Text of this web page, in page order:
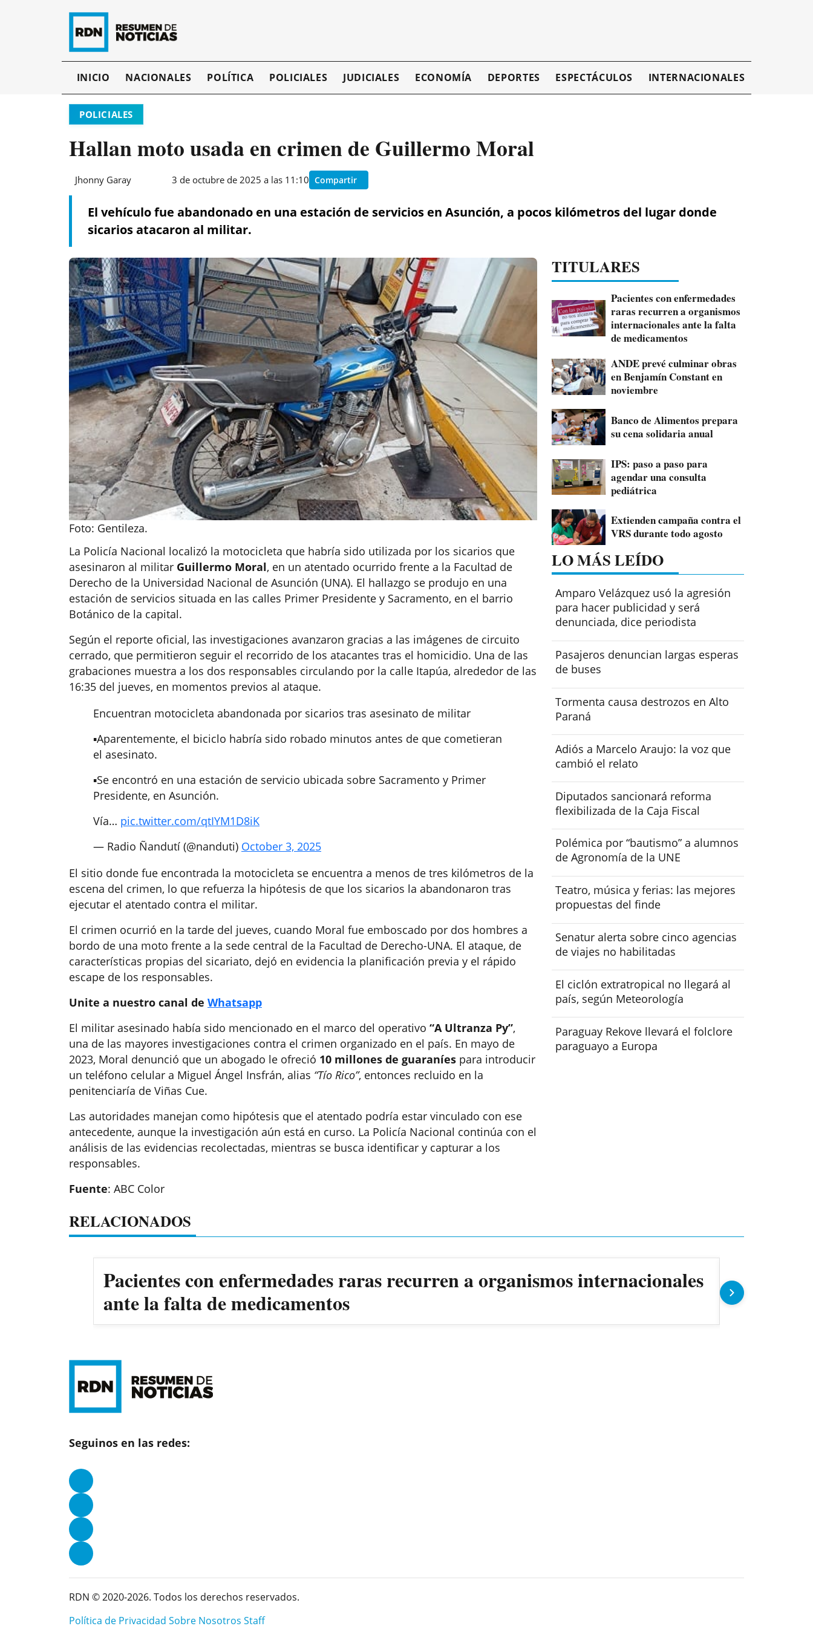
INICIO NACIONALES POLÍTICA POLICIALES JUDICIALES ECONOMÍA DEPORTES ESPECTÁCULOS INTERNACIONALES
POLICIALES
Hallan moto usada en crimen de Guillermo Moral
Jhonny Garay 3 de octubre de 2025 a las 11:10 Compartir
El vehículo fue abandonado en una estación de servicios en Asunción, a pocos kilómetros del lugar donde
sicarios atacaron al militar.
Foto: Gentileza.
La Policía Nacional localizó la motocicleta que habría sido utilizada por los sicarios que
asesinaron al militar Guillermo Moral, en un atentado ocurrido frente a la Facultad de
Derecho de la Universidad Nacional de Asunción (UNA). El hallazgo se produjo en una
estación de servicios situada en las calles Primer Presidente y Sacramento, en el barrio
Botánico de la capital.
Según el reporte oficial, las investigaciones avanzaron gracias a las imágenes de circuito
cerrado, que permitieron seguir el recorrido de los atacantes tras el homicidio. Una de las
grabaciones muestra a los dos responsables circulando por la calle Itapúa, alrededor de las
16:35 del jueves, en momentos previos al ataque.
Encuentran motocicleta abandonada por sicarios tras asesinato de militar
▪️Aparentemente, el biciclo habría sido robado minutos antes de que cometieran
el asesinato.
▪️Se encontró en una estación de servicio ubicada sobre Sacramento y Primer
Presidente, en Asunción.
Vía… pic.twitter.com/qtIYM1D8iK
— Radio Ñandutí (@nanduti) October 3, 2025
El sitio donde fue encontrada la motocicleta se encuentra a menos de tres kilómetros de la
escena del crimen, lo que refuerza la hipótesis de que los sicarios la abandonaron tras
ejecutar el atentado contra el militar.
El crimen ocurrió en la tarde del jueves, cuando Moral fue emboscado por dos hombres a
bordo de una moto frente a la sede central de la Facultad de Derecho-UNA. El ataque, de
características propias del sicariato, dejó en evidencia la planificación previa y el rápido
escape de los responsables.
Unite a nuestro canal de Whatsapp
El militar asesinado había sido mencionado en el marco del operativo “A Ultranza Py”,
una de las mayores investigaciones contra el crimen organizado en el país. En mayo de
2023, Moral denunció que un abogado le ofreció 10 millones de guaraníes para introducir
un teléfono celular a Miguel Ángel Insfrán, alias “Tío Rico”, entonces recluido en la
penitenciaría de Viñas Cue.
Las autoridades manejan como hipótesis que el atentado podría estar vinculado con ese
antecedente, aunque la investigación aún está en curso. La Policía Nacional continúa con el
análisis de las evidencias recolectadas, mientras se busca identificar y capturar a los
responsables.
Fuente: ABC Color
TITULARES
Pacientes con enfermedades
raras recurren a organismos
internacionales ante la falta
de medicamentos
ANDE prevé culminar obras
en Benjamín Constant en
noviembre
Banco de Alimentos prepara
su cena solidaria anual
IPS: paso a paso para
agendar una consulta
pediátrica
Extienden campaña contra el
VRS durante todo agosto
LO MÁS LEÍDO
Amparo Velázquez usó la agresión
para hacer publicidad y será
denunciada, dice periodista
Pasajeros denuncian largas esperas
de buses
Tormenta causa destrozos en Alto
Paraná
Adiós a Marcelo Araujo: la voz que
cambió el relato
Diputados sancionará reforma
flexibilizada de la Caja Fiscal
Polémica por “bautismo” a alumnos
de Agronomía de la UNE
Teatro, música y ferias: las mejores
propuestas del finde
Senatur alerta sobre cinco agencias
de viajes no habilitadas
El ciclón extratropical no llegará al
país, según Meteorología
Paraguay Rekove llevará el folclore
paraguayo a Europa
RELACIONADOS
Pacientes con enfermedades raras recurren a organismos internacionales
ante la falta de medicamentos
ANDE
Seguinos en las redes:
RDN © 2020-2026. Todos los derechos reservados.
Política de Privacidad Sobre Nosotros Staff